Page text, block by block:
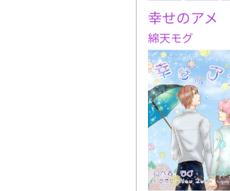
幸せのアメ
綿天モグ